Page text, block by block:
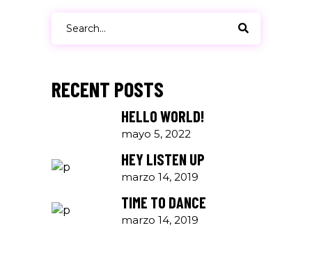
for:
RECENT POSTS
HELLO WORLD!
mayo 5, 2022
HEY LISTEN UP
marzo 14, 2019
TIME TO DANCE
marzo 14, 2019